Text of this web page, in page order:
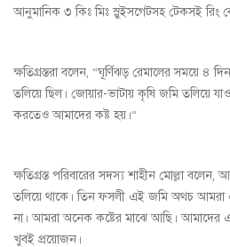
আনুমানিক ৩ কিঃ মিঃ স্লুইসগেটসহ টেকসই রিং
ক্ষতিগ্রস্তরা বলেন, “ঘূর্ণিঝড় রেমালের সময়ে ৪
তলিয়ে ছিল। জোয়ার-ভাটায় কৃষি জমি তলিয়ে
করতেও আমাদের কষ্ট হয়।“
ক্ষতিগ্রস্ত পরিবারের সদস্য শাহীন মোল্লা
তলিয়ে থাকে। তিন ফসলী এই জমি অথচ আমরা
না। আমরা অনেক কষ্টের মাঝে আছি। আমাদের
খুবই প্রয়োজন।